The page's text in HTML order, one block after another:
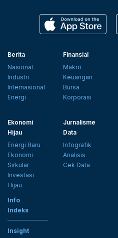
Berita
Nasional
Industri
Internasional
Energi
Finansial
Makro
Keuangan
Bursa
Korporasi
Ekonomi
Hijau
Energi Baru
Ekonomi
Sirkular
Investasi
Hijau
Jurnalisme
Data
Infografik
Analisis
Cek Data
Info
Indeks
Insight